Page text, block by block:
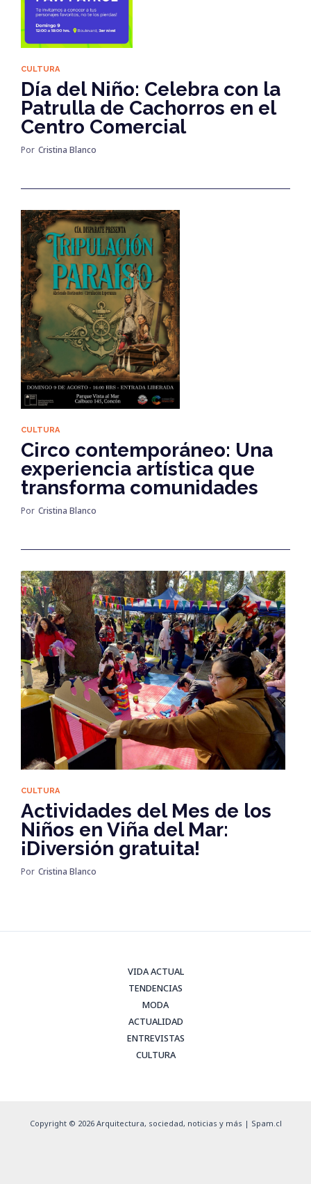
CULTURA
Día del Niño: Celebra con la
Patrulla de Cachorros en el
Centro Comercial
Por Cristina Blanco
CULTURA
Circo contemporáneo: Una
experiencia artística que
transforma comunidades
Por Cristina Blanco
CULTURA
Actividades del Mes de los
Niños en Viña del Mar:
¡Diversión gratuita!
Por Cristina Blanco
VIDA ACTUAL
TENDENCIAS
MODA
ACTUALIDAD
ENTREVISTAS
CULTURA
Copyright © 2026 Arquitectura, sociedad, noticias y más | Spam.cl